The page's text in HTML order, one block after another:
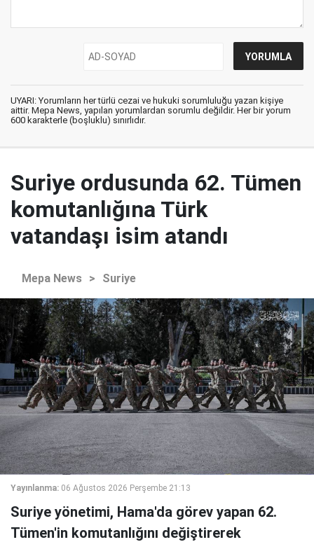
UYARI: Yorumların her türlü cezai ve hukuki sorumluluğu yazan kişiye
aittir. Mepa News, yapılan yorumlardan sorumlu değildir. Her bir yorum
600 karakterle (boşluklu) sınırlıdır.
Suriye ordusunda 62. Tümen
komutanlığına Türk
vatandaşı isim atandı
Mepa News > Suriye
Yayınlanma: 06 Ağustos 2026 Perşembe 21:13
Suriye yönetimi, Hama'da görev yapan 62.
Tümen'in komutanlığını değiştirerek